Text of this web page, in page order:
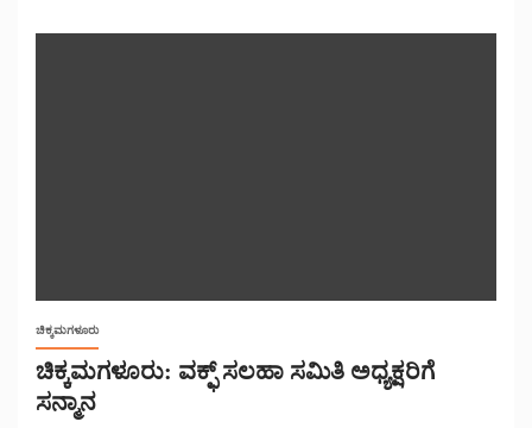
ಚಿಕ್ಕಮಗಳೂರು
ಚಿಕ್ಕಮಗಳೂರು: ವಕ್ಫ್ ಸಲಹಾ ಸಮಿತಿ ಅಧ್ಯಕ್ಷರಿಗೆ
ಸನ್ಮಾನ